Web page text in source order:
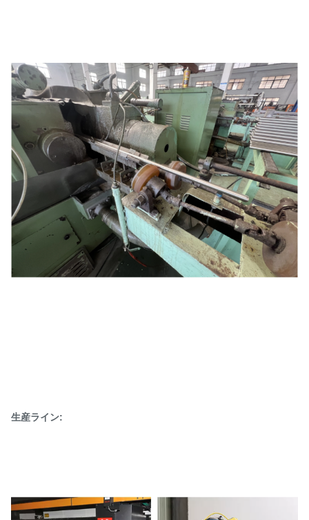
生産ライン: